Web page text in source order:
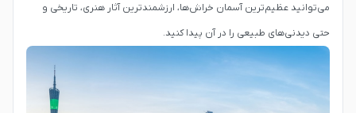
می‌توانید عظیم‌ترین آسمان خراش‌ها، ارزشمندترین آثار هنری، تاریخی و
حتی دیدنی‌های طبیعی را در آن پیدا کنید.